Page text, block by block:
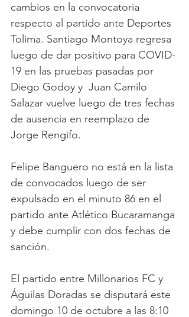
cambios en la convocatoria
respecto al partido ante Deportes
Tolima. Santiago Montoya regresa
luego de dar positivo para COVID-
19 en las pruebas pasadas por
Diego Godoy y  Juan Camilo
Salazar vuelve luego de tres fechas
de ausencia en reemplazo de
Jorge Rengifo.
Felipe Banguero no está en la lista
de convocados luego de ser
expulsado en el minuto 86 en el
partido ante Atlético Bucaramanga
y debe cumplir con dos fechas de
sanción.
El partido entre Millonarios FC y
Águilas Doradas se disputará este
domingo 10 de octubre a las 8:10